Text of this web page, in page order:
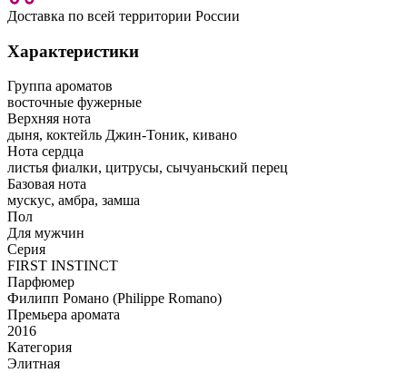
Доставка по всей территории России
Характеристики
Группа ароматов
восточные фужерные
Верхняя нота
дыня, коктейль Джин-Тоник, кивано
Нота сердца
листья фиалки, цитрусы, сычуаньский перец
Базовая нота
мускус, амбра, замша
Пол
Для мужчин
Серия
FIRST INSTINCT
Парфюмер
Филипп Романо (Philippe Romano)
Премьера аромата
2016
Категория
Элитная